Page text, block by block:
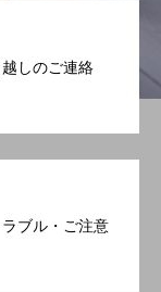
しのご連絡
ラブル・ご注意